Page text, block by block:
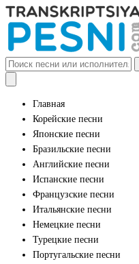
Главная
Корейские песни
Японские песни
Бразильские песни
Английские песни
Испанские песни
Французские песни
Итальянские песни
Немецкие песни
Турецкие песни
Португальские песни